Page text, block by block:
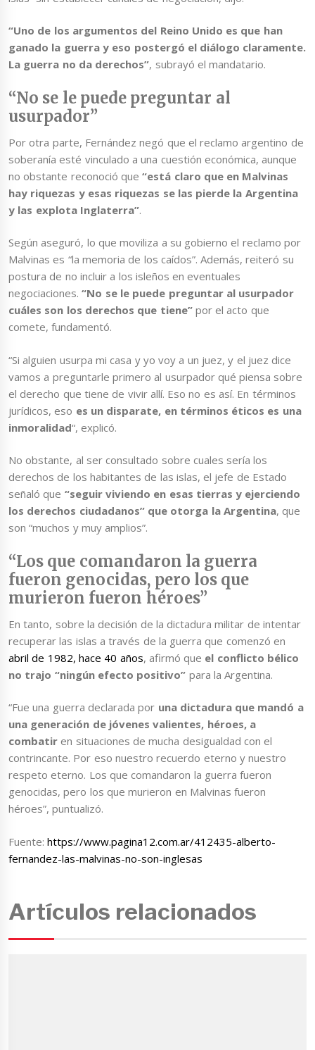
“Uno de los argumentos del Reino Unido es que han
ganado la guerra y eso postergó el diálogo claramente.
La guerra no da derechos”, subrayó el mandatario.
“No se le puede preguntar al
usurpador”
Por otra parte, Fernández negó que el reclamo argentino de
soberanía esté vinculado a una cuestión económica, aunque
no obstante reconoció que“está claro que en Malvinas
hay riquezas y esas riquezas se las pierde la Argentina
y las explota Inglaterra”.
Según aseguró, lo que moviliza a su gobierno el reclamo por
Malvinas es “la memoria de los caídos”. Además, reiteró su
postura de no incluir a los isleños en eventuales
negociaciones.“No se le puede preguntar al usurpador
cuáles son los derechos que tiene”por el acto que
comete, fundamentó.
“Si alguien usurpa mi casa y yo voy a un juez, y el juez dice
vamos a preguntarle primero al usurpador qué piensa sobre
el derecho que tiene de vivir allí. Eso no es así. En términos
jurídicos, eso es un disparate, en términos éticos es una
inmoralidad“, explicó.
No obstante, al ser consultado sobre cuales sería los
derechos de los habitantes de las islas, el jefe de Estado
señaló que “seguir viviendo en esas tierras y ejerciendo
los derechos ciudadanos” que otorga la Argentina, que
son “muchos y muy amplios”.
“Los que comandaron la guerra
fueron genocidas, pero los que
murieron fueron héroes”
En tanto, sobre la decisión de la dictadura militar de intentar
recuperar las islas a través de la guerra que comenzó en
abril de 1982, hace 40 años, afirmó que el conflicto bélico
no trajo “ningún efecto positivo” para la Argentina.
“Fue una guerra declarada por una dictadura que mandó a
una generación de jóvenes valientes, héroes, a
combatir en situaciones de mucha desigualdad con el
contrincante. Por eso nuestro recuerdo eterno y nuestro
respeto eterno. Los que comandaron la guerra fueron
genocidas, pero los que murieron en Malvinas fueron
héroes”, puntualizó.
Fuente:https://www.pagina12.com.ar/412435-alberto-
fernandez-las-malvinas-no-son-inglesas
Artículos relacionados